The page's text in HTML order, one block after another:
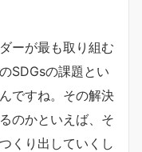
ーが最も取り組む
SDGsの課題とい
ですね。その解決
のかといえば、そ
くり出していくし